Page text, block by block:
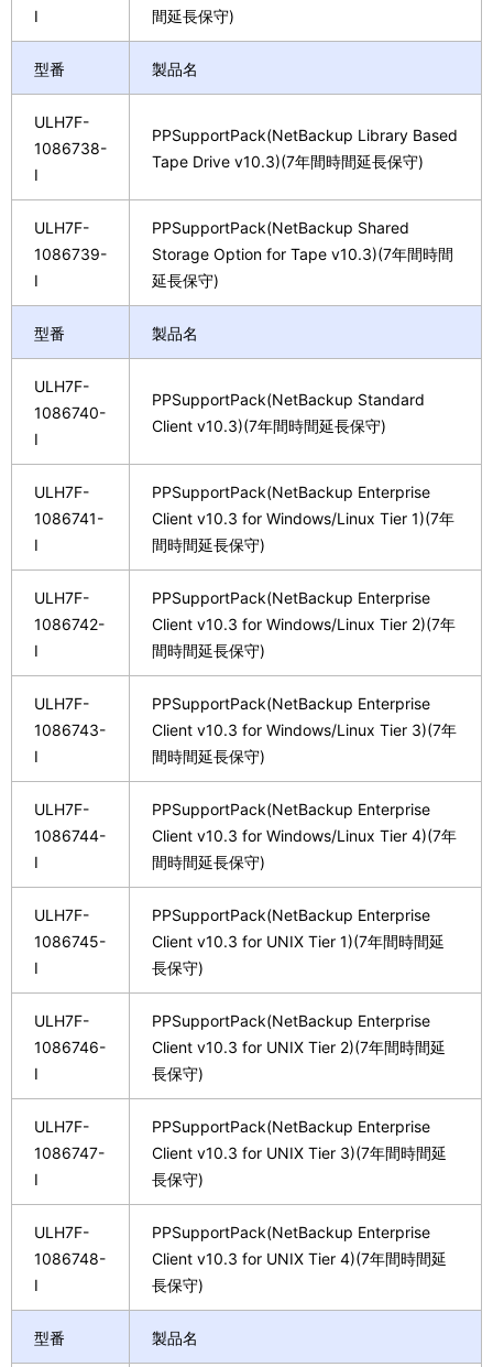
I 間延長保守)
型番 製品名
ULH7F-
1086738-
I
PPSupportPack(NetBackup Library Based
Tape Drive v10.3)(7年間時間延長保守)
ULH7F-
1086739-
I
PPSupportPack(NetBackup Shared
Storage Option for Tape v10.3)(7年間時間
延長保守)
型番 製品名
ULH7F-
1086740-
I
PPSupportPack(NetBackup Standard
Client v10.3)(7年間時間延長保守)
ULH7F-
1086741-
I
PPSupportPack(NetBackup Enterprise
Client v10.3 for Windows/Linux Tier 1)(7年
間時間延長保守)
ULH7F-
1086742-
I
PPSupportPack(NetBackup Enterprise
Client v10.3 for Windows/Linux Tier 2)(7年
間時間延長保守)
ULH7F-
1086743-
I
PPSupportPack(NetBackup Enterprise
Client v10.3 for Windows/Linux Tier 3)(7年
間時間延長保守)
ULH7F-
1086744-
I
PPSupportPack(NetBackup Enterprise
Client v10.3 for Windows/Linux Tier 4)(7年
間時間延長保守)
ULH7F-
1086745-
I
PPSupportPack(NetBackup Enterprise
Client v10.3 for UNIX Tier 1)(7年間時間延
長保守)
ULH7F-
1086746-
I
PPSupportPack(NetBackup Enterprise
Client v10.3 for UNIX Tier 2)(7年間時間延
長保守)
ULH7F-
1086747-
I
PPSupportPack(NetBackup Enterprise
Client v10.3 for UNIX Tier 3)(7年間時間延
長保守)
ULH7F-
1086748-
I
PPSupportPack(NetBackup Enterprise
Client v10.3 for UNIX Tier 4)(7年間時間延
長保守)
型番 製品名